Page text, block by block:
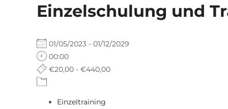
Einzelschulung und
01/05/2023 - 01/12/2029
00:00
€20,00 - €440,00
Einzeltraining